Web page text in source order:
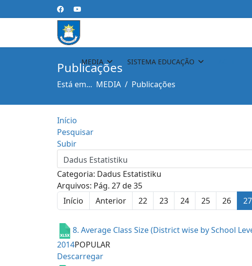
MEDIA SISTEMA EDUCAÇÃO
Publicações
Está em... MEDIA Publicações
Início
Pesquisar
Subir
Categoria: Dadus Estatistiku
Arquivos: Pág. 27 de 35
Início
Anterior 22 23 24 25 26 27
8. Average Class Size (District wise by School
2014POPULAR
Descarregar